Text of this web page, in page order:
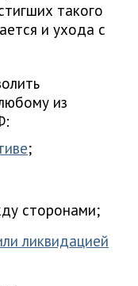
такого
и ухода с
из
;
сторонами;
ликвидацией